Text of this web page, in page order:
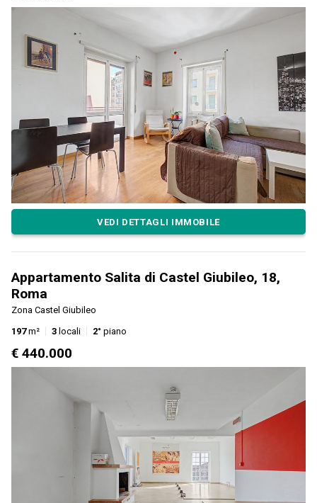
VEDI DETTAGLI IMMOBILE
Appartamento Salita di Castel Giubileo, 18,
Roma
Zona Castel Giubileo
197m² 3 locali 2° piano
€ 440.000